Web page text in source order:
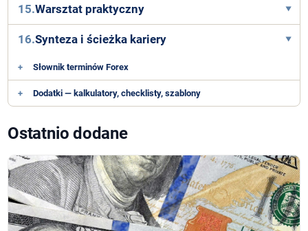
15.Warsztat praktyczny
16.Synteza i ścieżka kariery
+ Słownik terminów Forex
+ Dodatki — kalkulatory, checklisty, szablony
Ostatnio dodane